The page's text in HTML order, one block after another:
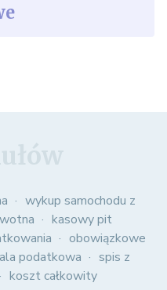
wykup samochodu z
kasowy pit
obowiązkowe
podatkowa
spis z
koszt całkowity